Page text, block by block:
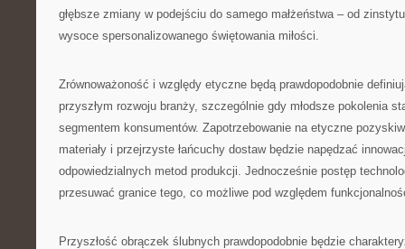
głębsze zmiany w podejściu do samego małżeństwa – od
wysoce spersonalizowanego świętowania miłości.
Zrównoważoność i względy etyczne będą prawdopodobnie
przyszłym rozwoju branży, szczególnie gdy młodsze pokolenia
segmentem konsumentów. Zapotrzebowanie na etyczne
materiały i przejrzyste łańcuchy dostaw będzie napędzać
odpowiedzialnych metod produkcji. Jednocześnie postęp
przesuwać granice tego, co możliwe pod względem
Przyszłość obrączek ślubnych prawdopodobnie będzie